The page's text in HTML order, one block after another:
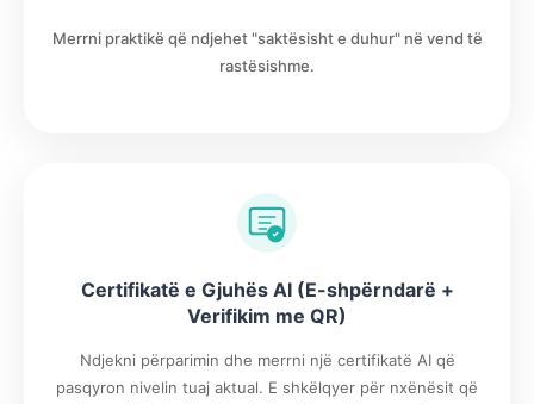
Merrni praktikë që ndjehet "saktësisht e duhur" në vend të
rastësishme.
Certifikatë e Gjuhës AI (E-shpërndarë +
Verifikim me QR)
Ndjekni përparimin dhe merrni një certifikatë AI që
pasqyron nivelin tuaj aktual. E shkëlqyer për nxënësit që